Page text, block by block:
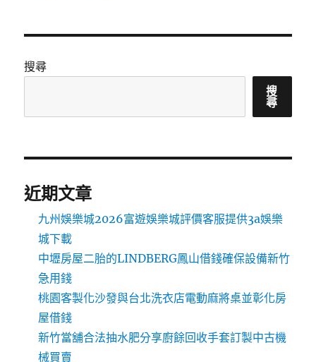
搜尋
搜
尋
近期文章
九州娛樂城2026富遊娛樂城評價客服提供3a娛樂
城下載
中壢房屋二胎的LINDBERG鳳山借錢確保設備新竹
急用錢
桃園客製化沙發與台北洗衣店電動麻將桌並彰化房
屋借錢
新竹當舖合法抽水肥分享廚餘回收手套訂製中古機
械買賣